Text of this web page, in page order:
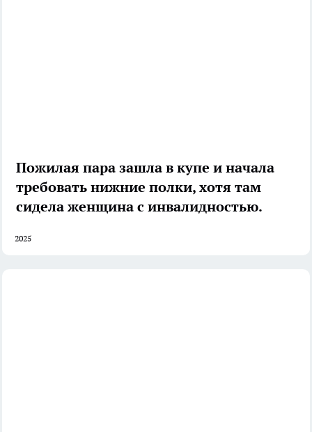
Пожилая пара зашла в купе и начала
требовать нижние полки, хотя там
сидела женщина с инвалидностью.
2025